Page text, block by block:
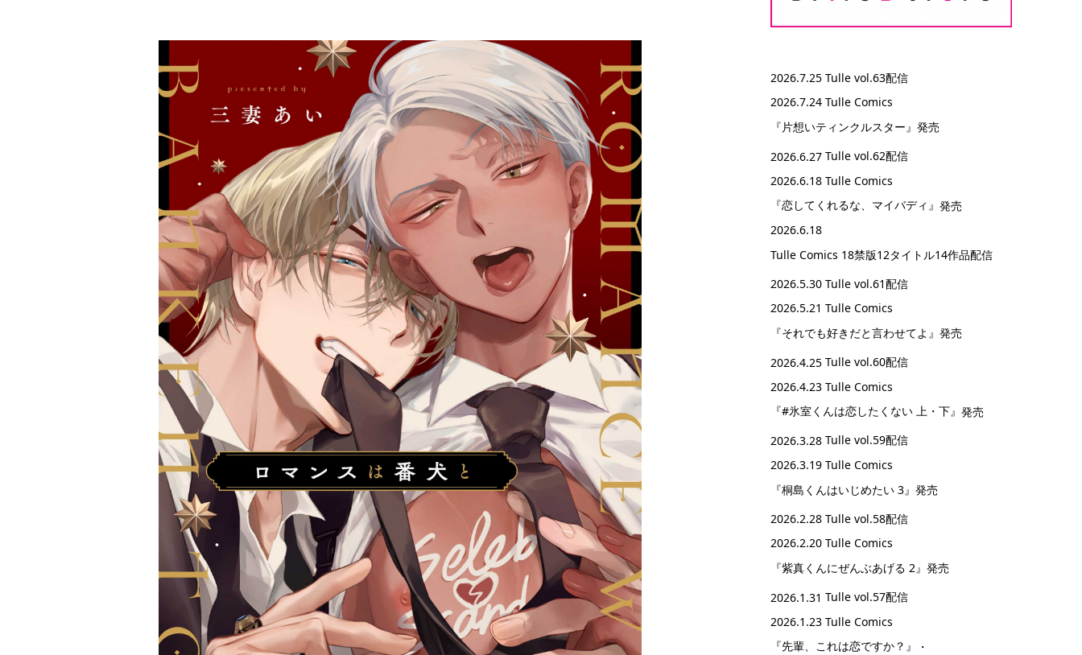
2026.7.25 Tulle vol.63配信
2026.7.24 Tulle Comics
『片想いティンクルスター』 発売
2026.6.27 Tulle vol.62配信
2026.6.18 Tulle Comics
『恋してくれるな、マイバディ』 発売
2026.6.18
Tulle Comics 18禁版12タイトル14作品配信
2026.5.30 Tulle vol.61配信
2026.5.21 Tulle Comics
『それでも好きだと言わせてよ』 発売
2026.4.25 Tulle vol.60配信
2026.4.23 Tulle Comics
『#氷室くんは恋したくない 上・下』 発売
2026.3.28 Tulle vol.59配信
2026.3.19 Tulle Comics
『桐島くんはいじめたい 3』 発売
2026.2.28 Tulle vol.58配信
2026.2.20 Tulle Comics
『紫真くんにぜんぶあげる 2』 発売
2026.1.31 Tulle vol.57配信
2026.1.23 Tulle Comics
『先輩、これは恋ですか？』
・